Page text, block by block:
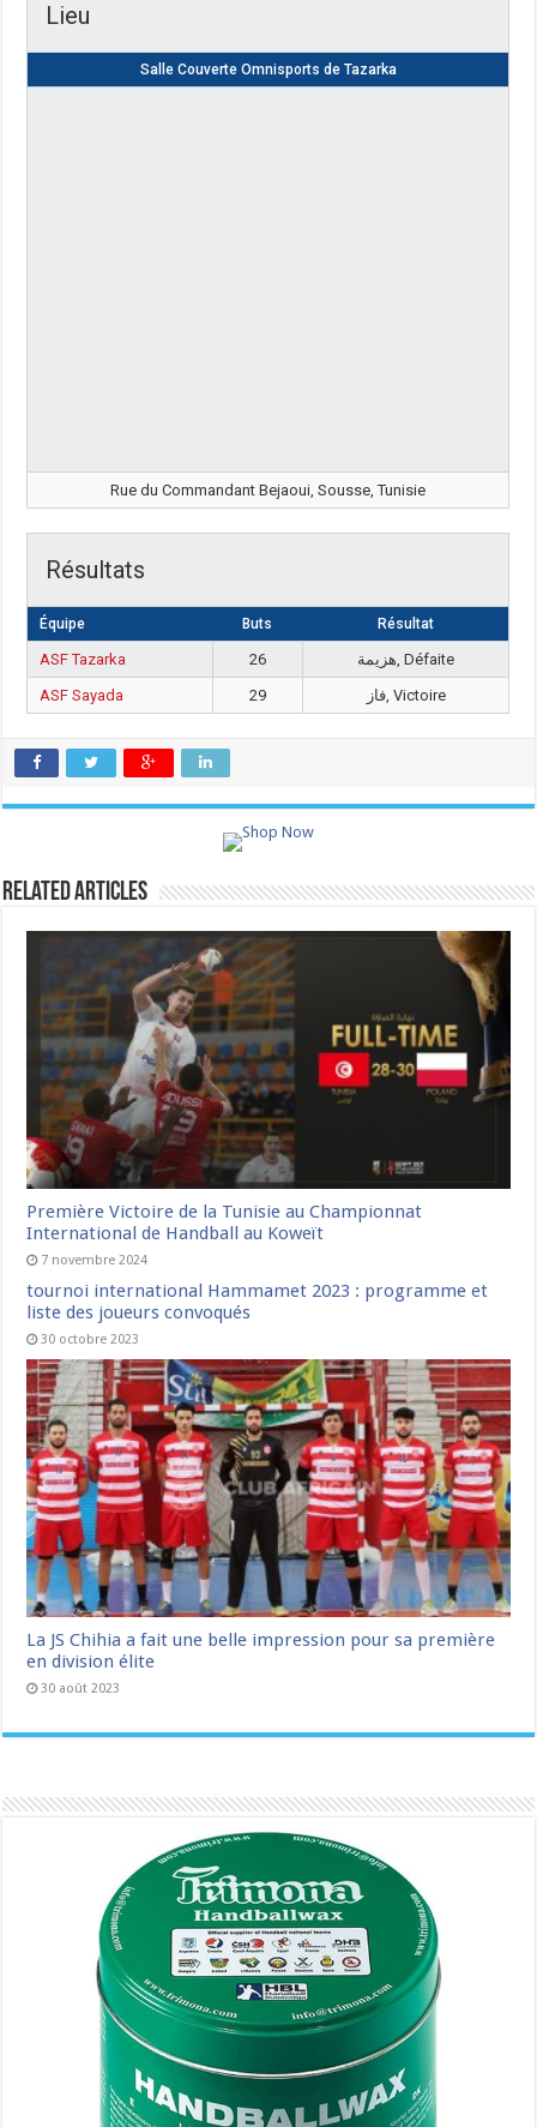
Lieu
Salle Couverte Omnisports de Tazarka
Rue du Commandant Bejaoui, Sousse, Tunisie
Résultats
Équipe Buts Résultat
ASF Tazarka 26
هزيمة, Défaite
ASF Sayada
29 فاز, Victoire
Related Articles
Première Victoire de la Tunisie au Championnat
International de Handball au Koweït
7 novembre 2024
tournoi international Hammamet 2023 : programme et
liste des joueurs convoqués
30 octobre 2023
La JS Chihia a fait une belle impression pour sa première
en division élite
30 août 2023